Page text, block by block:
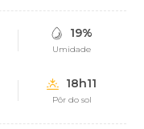
19%
Umidade
18h11
Pôr do sol